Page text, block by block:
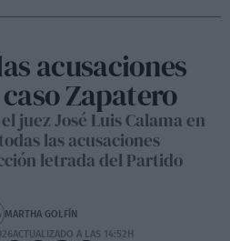
acusaciones
Zapatero
juez José Luis Calama en
las acusaciones
letrada del Partido
MARTHA GOLFÍN
ACTUALIZADO A LAS 14:52H